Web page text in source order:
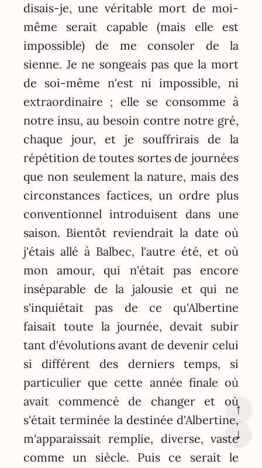
disais-je, une véritable mort de moi-
même serait capable (mais elle est
impossible) de me consoler de la
sienne. Je ne songeais pas que la mort
de soi-même n'est ni impossible, ni
extraordinaire ; elle se consomme à
notre insu, au besoin contre notre gré,
chaque jour, et je souffrirais de la
répétition de toutes sortes de journées
que non seulement la nature, mais des
circonstances factices, un ordre plus
conventionnel introduisent dans une
saison. Bientôt reviendrait la date où
j'étais allé à Balbec, l'autre été, et où
mon amour, qui n'était pas encore
inséparable de la jalousie et qui ne
s'inquiétait pas de ce qu'Albertine
faisait toute la journée, devait subir
tant d'évolutions avant de devenir celui
si différent des derniers temps, si
particulier que cette année finale où
avait commencé de changer et où
s'était terminée la destinée d'Albertine,
m'apparaissait remplie, diverse, vaste
comme un siècle. Puis ce serait le
↑
↓